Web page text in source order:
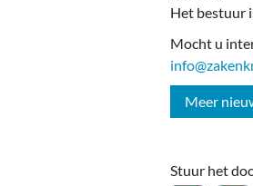
Het bestuur
Mocht u
Meer
Stuur het